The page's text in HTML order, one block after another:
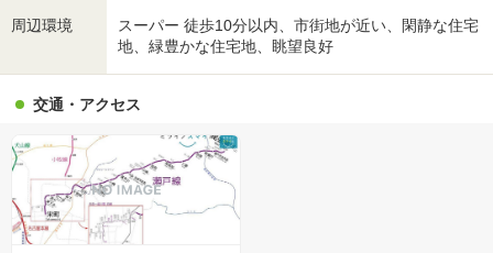
周辺環境
スーパー 徒歩10分以内、市街地が近い、閑静な住宅
地、緑豊かな住宅地、眺望良好
交通・アクセス